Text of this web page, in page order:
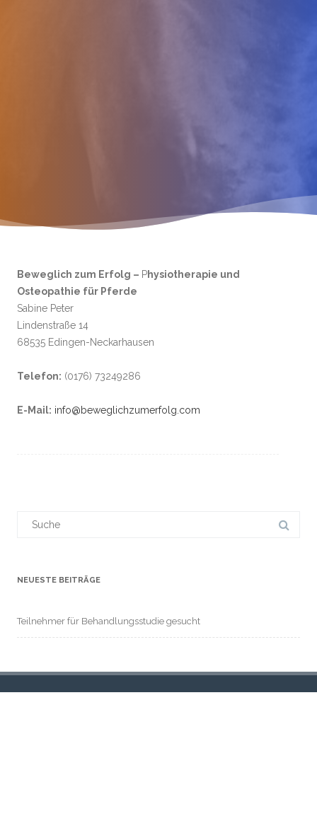
Beweglich zum Erfolg – Physiotherapie und
Osteopathie für Pferde
Sabine Peter
Lindenstraße 14
68535 Edingen-Neckarhausen
Telefon: (0176) 73249286
E-Mail: info@beweglichzumerfolg.com
NEUESTE BEITRÄGE
Teilnehmer für Behandlungsstudie gesucht